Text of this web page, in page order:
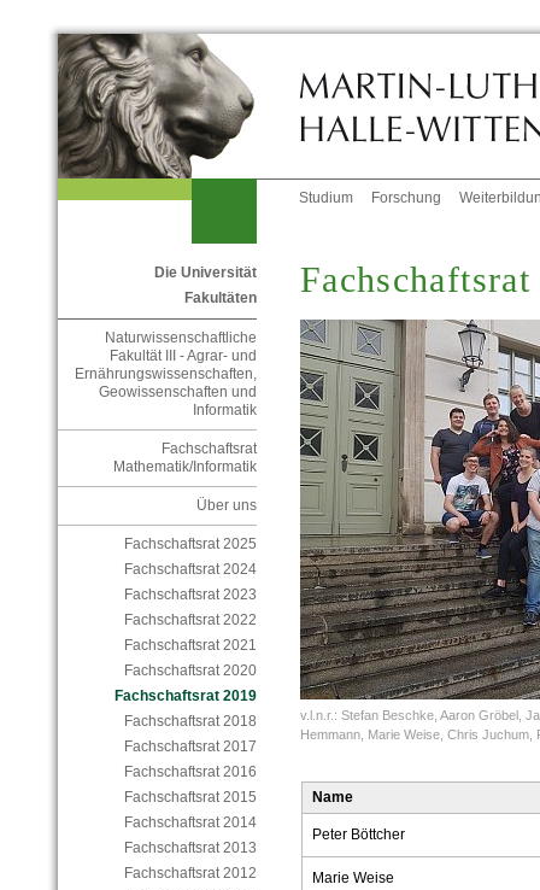
Studium Forschung
Die Universität
Fakultäten
Naturwissenschaftliche
Fakultät III - Agrar- und
Ernährungswissenschaften,
Geowissenschaften und
Informatik
Fachschaftsrat
Mathematik/Informatik
Über uns
Fachschaftsrat 2025
Fachschaftsrat 2024
Fachschaftsrat 2023
Fachschaftsrat 2022
Fachschaftsrat 2021
Fachschaftsrat 2020
Fachschaftsrat 2019
Fachschaftsrat 2018
Fachschaftsrat 2017
Fachschaftsrat 2016
Fachschaftsrat 2015
Fachschaftsrat 2014
Fachschaftsrat 2013
Fachschaftsrat 2012
v.l.n.r.: Stefan Beschke, Aaron Gröbel,
Hemmann, Marie Weise, Chris Juchum,
Name
Peter Böttcher
Marie Weise